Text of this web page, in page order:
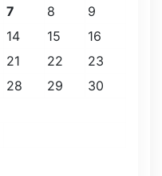
7 8
9
14 15
16
21 22
23
28 29
30